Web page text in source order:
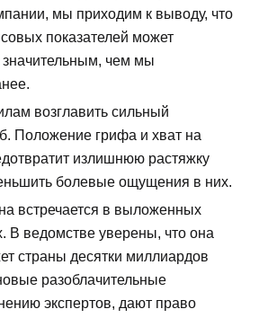
мы приходим к выводу, что
показателей может
значительным, чем мы
возглавить сильный
Положение грифа и хват на
излишнюю растяжку
болевые ощущения в них.
встречается в выложенных
В ведомстве уверены, что она
страны десятки миллиардов
разоблачительные
экспертов, дают право